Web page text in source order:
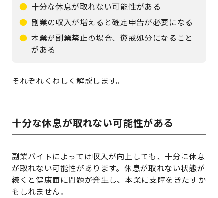
十分な休息が取れない可能性がある
副業の収入が増えると確定申告が必要になる
本業が副業禁止の場合、懲戒処分になること
がある
それぞれくわしく解説します。
十分な休息が取れない可能性がある
副業バイトによっては収入が向上しても、十分に休息
が取れない可能性があります。休息が取れない状態が
続くと健康面に問題が発生し、本業に支障をきたすか
もしれません。